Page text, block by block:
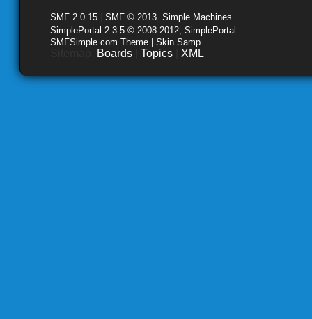
SMF 2.0.15 SMF © 2013 Simple Machines
SimplePortal 2.3.5 © 2008-2012, SimplePortal
SMFSimple.com Theme | Skin Samp
Boards Topics XML